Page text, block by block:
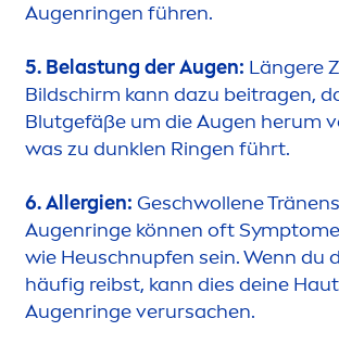
Augenringen führen.
5. Belastung der Augen: Längere
Bildschirm kann dazu beitragen,
Blutgefäße um die Augen herum
was zu dunklen Ringen führt.
6. Allergien: Geschwollene
Augenringe können oft
wie Heuschnupfen sein. Wenn du
häufig reibst, kann dies deine
Augenringe verursachen.